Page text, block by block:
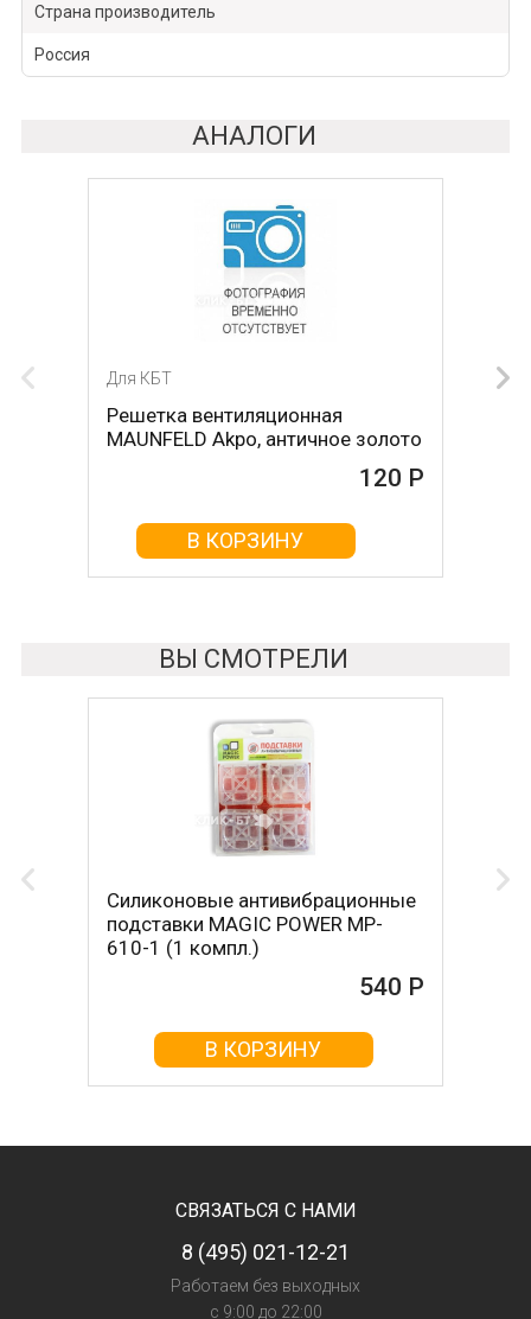
Страна производитель
Россия
АНАЛОГИ
Для КБТ
Решетка вентиляционная
MAUNFELD Akpo, античное золото
120 Р
В КОРЗИНУ
ВЫ СМОТРЕЛИ
Силиконовые антивибрационные
подставки MAGIC POWER MP-
610-1 (1 компл.)
540 Р
В КОРЗИНУ
СВЯЗАТЬСЯ С НАМИ
8 (495) 021-12-21
Работаем без выходных
с 9:00 до 22:00